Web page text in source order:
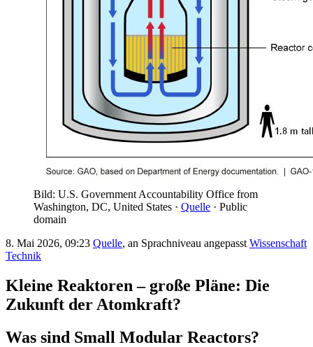
Bild: U.S. Government Accountability Office from
Washington, DC, United States · Quelle · Public
domain
8. Mai 2026, 09:23 Quelle, an Sprachniveau angepasst Wissenschaft
Technik
Kleine Reaktoren – große Pläne: Die
Zukunft der Atomkraft?
Was sind Small Modular Reactors?